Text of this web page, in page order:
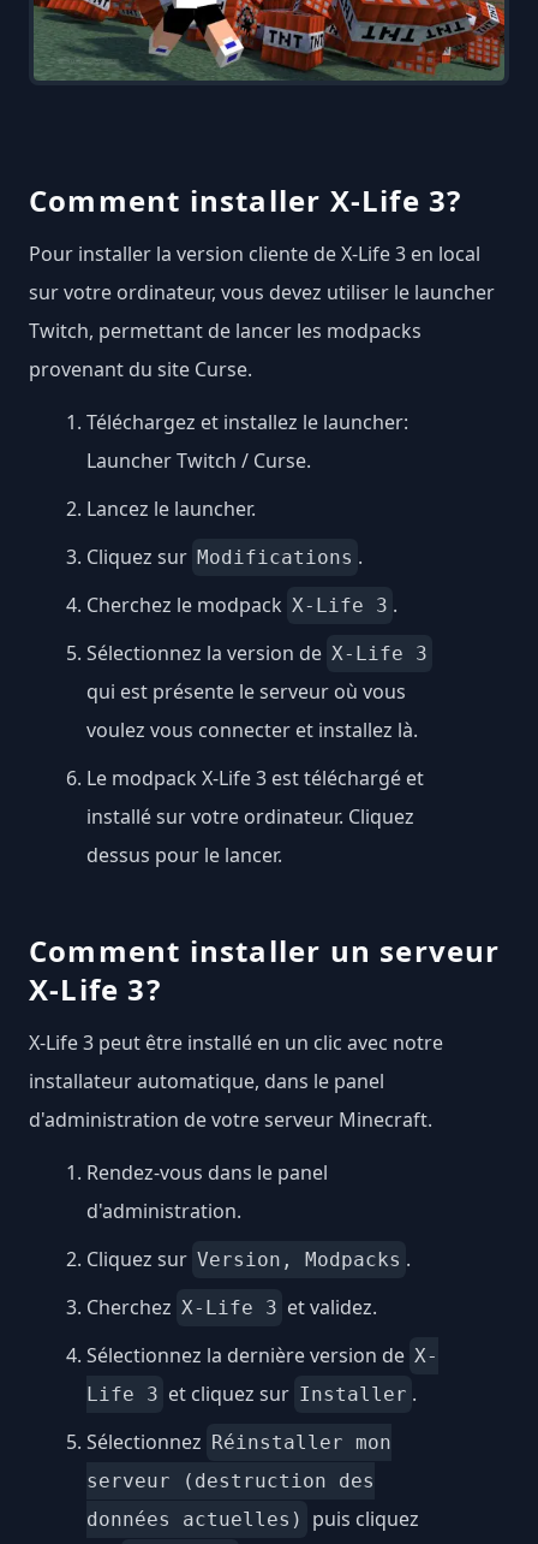
Comment installer X-Life 3?
Pour installer la version cliente de X-Life 3 en local
sur votre ordinateur, vous devez utiliser le launcher
Twitch, permettant de lancer les modpacks
provenant du site Curse.
Téléchargez et installez le launcher:
Launcher Twitch / Curse.
Lancez le launcher.
Cliquez sur Modifications .
Cherchez le modpack X-Life 3 .
Sélectionnez la version de X-Life 3
qui est présente le serveur où vous
voulez vous connecter et installez là.
Le modpack X-Life 3 est téléchargé et
installé sur votre ordinateur. Cliquez
dessus pour le lancer.
Comment installer un serveur
X-Life 3?
X-Life 3 peut être installé en un clic avec notre
installateur automatique, dans le panel
d'administration de votre serveur Minecraft.
Rendez-vous dans le panel
d'administration.
Cliquez sur Version, Modpacks .
Cherchez X-Life 3 et validez.
Sélectionnez la dernière version de X-
Life 3 et cliquez sur Installer .
Sélectionnez Réinstaller mon
serveur (destruction des
données actuelles)
puis cliquez